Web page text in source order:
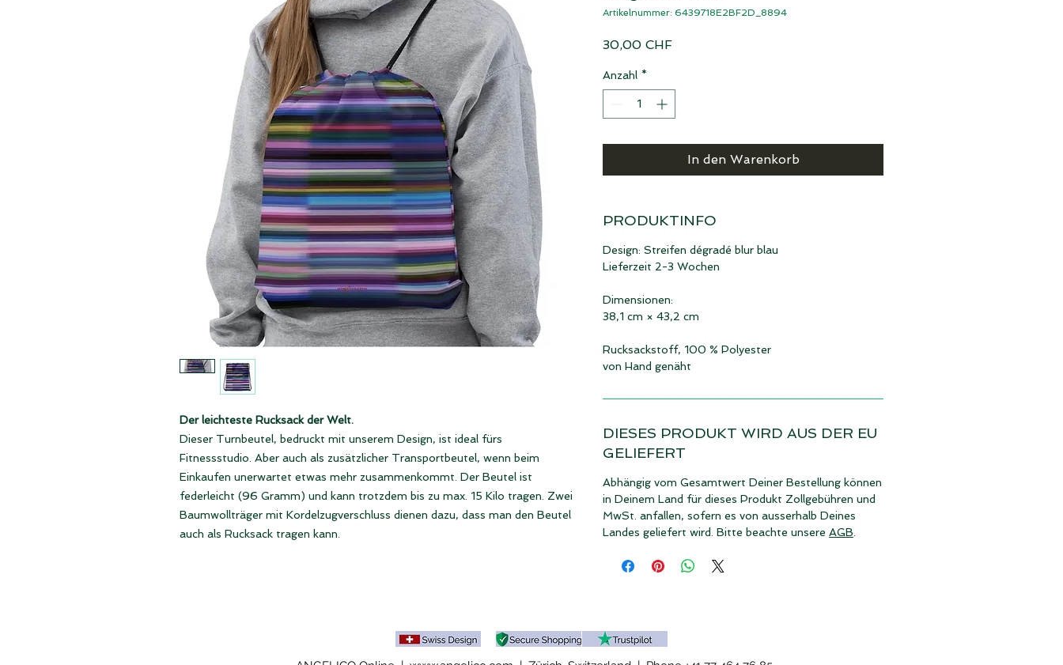
Der leichteste Rucksack der Welt.
Dieser Turnbeutel, bedruckt mit unserem Design, ist ideal fürs
Fitnessstudio. Aber auch als zusätzlicher Transportbeutel, wenn beim
Einkaufen unerwartet etwas mehr zusammenkommt. Der Beutel ist
federleicht (96 Gramm) und kann trotzdem bis zu max. 15 Kilo tragen. Zwei
Baumwollträger mit Kordelzugverschluss dienen dazu, dass man den Beutel
auch als Rucksack tragen kann.
Artikelnummer: 6439718E2BF2D_8894
30,00 CHFPreis
Anzahl *
In den Warenkorb
PRODUKTINFO
Design: Streifen dégradé blur blau
Lieferzeit 2-3 Wochen
Dimensionen:
38,1 cm × 43,2 cm
Rucksackstoff, 100 % Polyester
von Hand genäht
DIESES PRODUKT WIRD AUS DER EU
GELIEFERT
Abhängig vom Gesamtwert Deiner Bestellung können
in Deinem Land für dieses Produkt Zollgebühren und
MwSt. anfallen, sofern es von ausserhalb Deines
Landes geliefert wird. Bitte beachte unsere AGB